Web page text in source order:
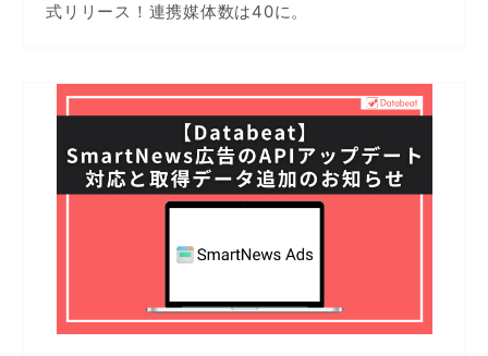
式リリース！連携媒体数は40に。